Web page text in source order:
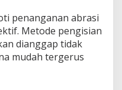
penanganan abrasi
Metode pengisian
dianggap tidak
mudah tergerus